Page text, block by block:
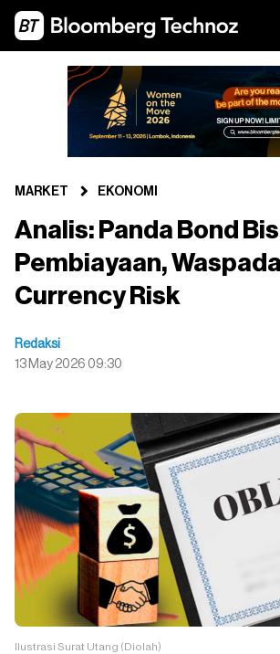
MARKET EKONOMI
Analis: Panda Bond
Pembiayaan, Waspada
Currency Risk
Redaksi
13 May 2026 09:30
Ilustrasi Surat Utang (Diolah)